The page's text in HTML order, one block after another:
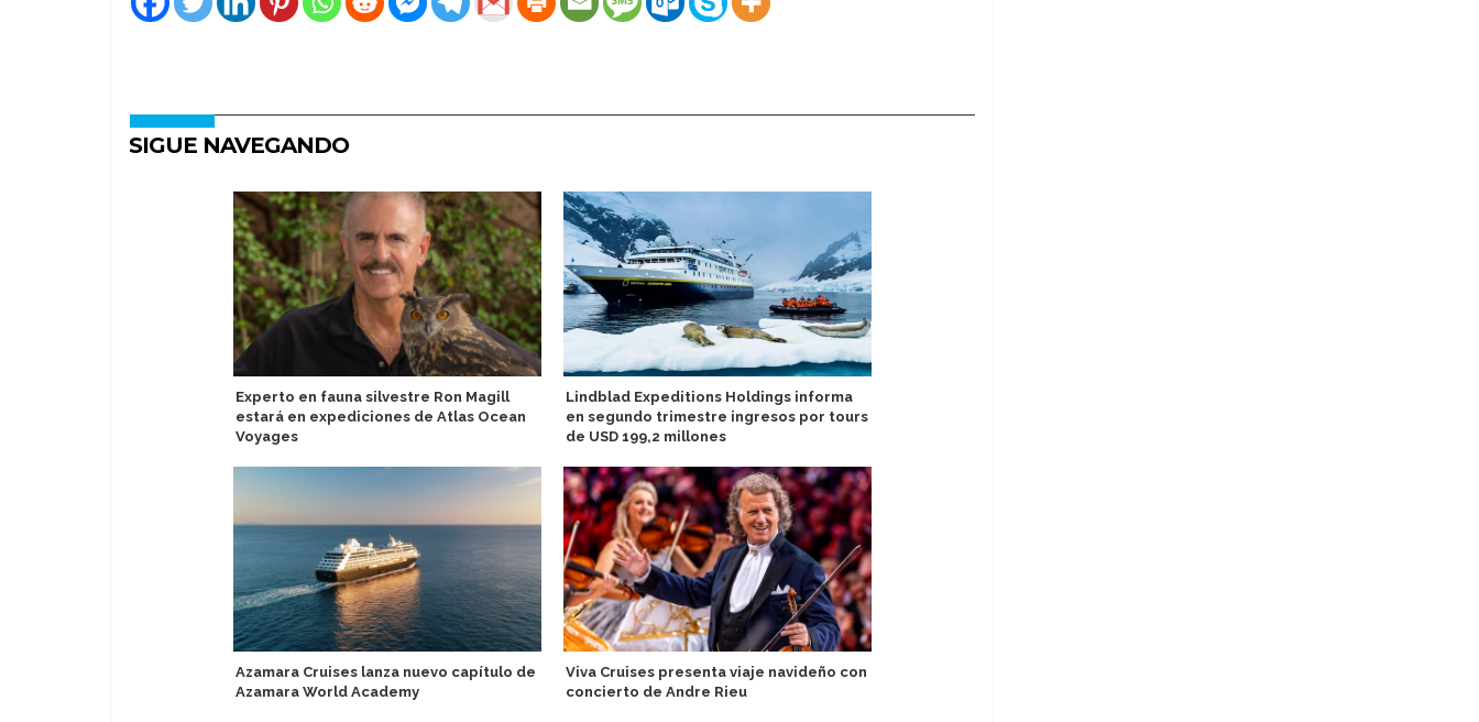
SIGUE NAVEGANDO
Experto en fauna silvestre Ron Magill
estará en expediciones de Atlas Ocean
Voyages
Azamara Cruises lanza nuevo capítulo de
Azamara World Academy
Lindblad Expeditions Holdings informa
en segundo trimestre ingresos por tours
de USD 199,2 millones
Viva Cruises presenta viaje navideño con
concierto de Andre Rieu